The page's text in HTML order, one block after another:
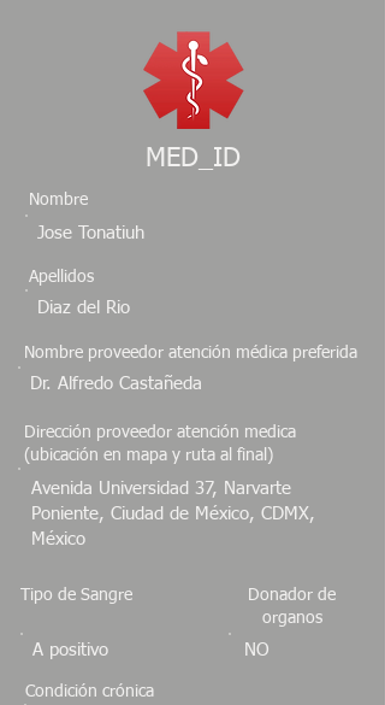
MED_ID
Nombre
Jose Tonatiuh
Apellidos
Diaz del Rio
Nombre proveedor atención médica preferida
Dr. Alfredo Castañeda
Dirección proveedor atención medica
(ubicación en mapa y ruta al final)
Avenida Universidad 37, Narvarte
Poniente, Ciudad de México, CDMX,
México
Tipo de Sangre
A positivo
Donador de
organos
NO
Condición crónica